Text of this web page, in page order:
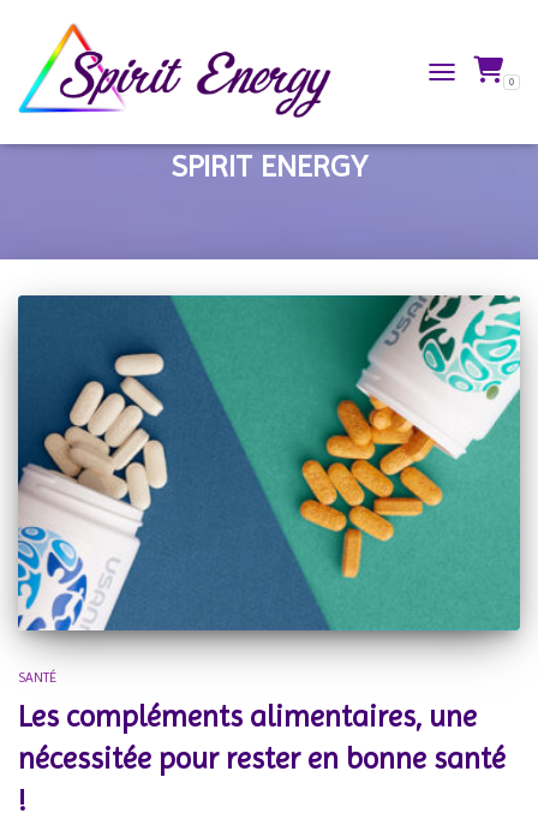
TOGGLE 0
SPIRIT ENERGY
SANTÉ
Les compléments alimentaires, une
nécessitée pour rester en bonne santé
!